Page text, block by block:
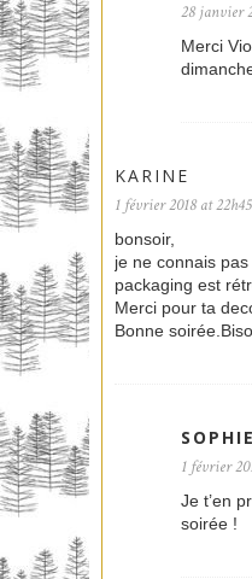
28 janvier
Merci
KARINE
1 février 2018 at 22h45
bonsoir,
je ne connais
packaging est
Merci pour ta
Bonne
SOPHIE
1 février
Je t’en
soirée !